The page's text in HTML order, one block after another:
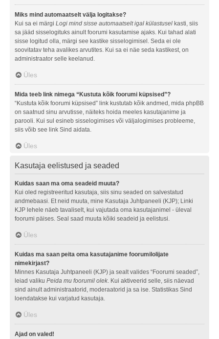
Miks mind automaatselt välja logitakse?
Kui sa ei märgi Logi mind sisse automaatselt igal külastusel kasti, siis
sa jääd sisselogituks ainult foorumi kasutamise ajaks. Kui tahad alati
sisse logitud olla, märgi see kastike sisselogimisel. Seda ei ole
soovitatav teha avalikes arvutites. Kui sa ei näe seda kastikest, on
administraator selle keelanud.
Üles
Mida teeb link nimega “Kustuta kõik foorumi küpsised”?
“Kustuta kõik foorumi küpsised” link kustutab kõik andmed, mida phpBB
on saatnud sinu arvutisse, näiteks hoida meeles kasutajanime ja
parooli. Kui sul esineb sisselogimises või väljalogimises probleeme,
siis võib see link Sind aidata.
Üles
Kasutaja eelistused ja seaded
Kuidas saan ma oma seadeid muuta?
Kui oled registreeritud kasutaja, siis sinu seaded on salvestatud
andmebaasi. Et neid muuta, mine Kasutaja Juhtpaneeli (KJP); Linki
KJP lehele näeb tavaliselt, kui vajutada oma kasutajanimel - üleval
foorumi päises. Seal saad muuta kõiki seadeid ja eelistusi.
Üles
Kuidas ma saan peita oma kasutajanime foorumilolijate
nimekirjast?
Minnes Kasutaja Juhtpaneeli (KJP) ja sealt valides “Foorumi seaded”,
leiad valiku Peida mu foorumil olek. Kui aktiveerid selle, siis näevad
sind ainult administraatorid, moderaatorid ja sa ise. Statistikas Sind
loendatakse kui varjatud kasutaja.
Üles
Ajad on valed!